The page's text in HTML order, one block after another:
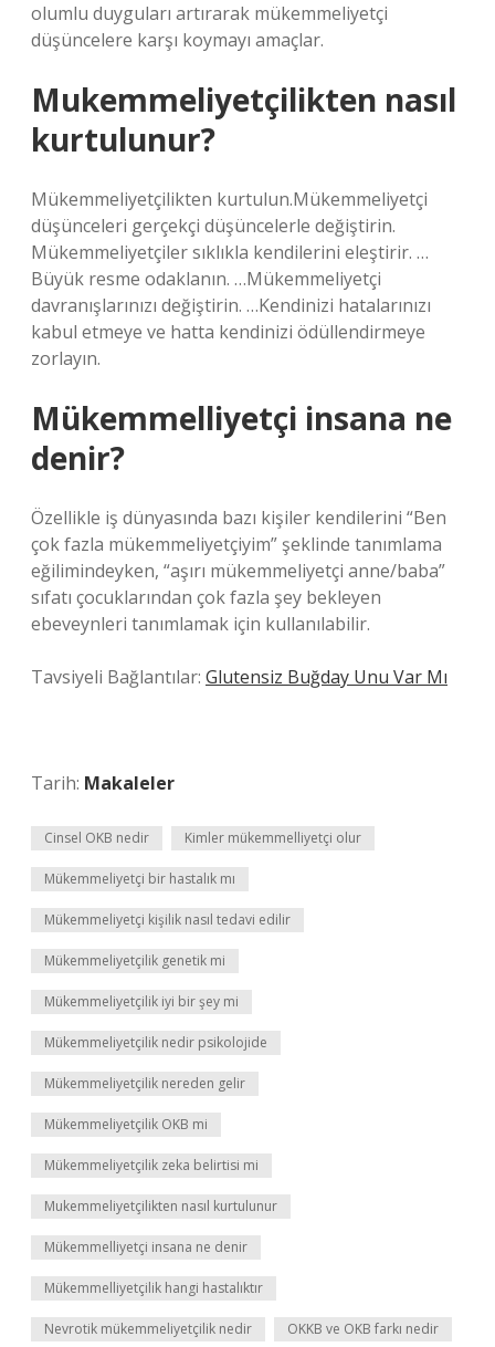
olumlu duyguları artırarak mükemmeliyetçi
düşüncelere karşı koymayı amaçlar.
Mukemmeliyetçilikten nasıl
kurtulunur?
Mükemmeliyetçilikten kurtulun.Mükemmeliyetçi
düşünceleri gerçekçi düşüncelerle değiştirin.
Mükemmeliyetçiler sıklıkla kendilerini eleştirir. …
Büyük resme odaklanın. …Mükemmeliyetçi
davranışlarınızı değiştirin. …Kendinizi hatalarınızı
kabul etmeye ve hatta kendinizi ödüllendirmeye
zorlayın.
Mükemmelliyetçi insana ne
denir?
Özellikle iş dünyasında bazı kişiler kendilerini “Ben
çok fazla mükemmeliyetçiyim” şeklinde tanımlama
eğilimindeyken, “aşırı mükemmeliyetçi anne/baba”
sıfatı çocuklarından çok fazla şey bekleyen
ebeveynleri tanımlamak için kullanılabilir.
Tavsiyeli Bağlantılar: Glutensiz Buğday Unu Var Mı
Tarih: Makaleler
Cinsel OKB nedir Kimler mükemmelliyetçi olur
Mükemmeliyetçi bir hastalık mı
Mükemmeliyetçi kişilik nasıl tedavi edilir
Mükemmeliyetçilik genetik mi
Mükemmeliyetçilik iyi bir şey mi
Mükemmeliyetçilik nedir psikolojide
Mükemmeliyetçilik nereden gelir
Mükemmeliyetçilik OKB mi
Mükemmeliyetçilik zeka belirtisi mi
Mukemmeliyetçilikten nasıl kurtulunur
Mükemmelliyetçi insana ne denir
Mükemmelliyetçilik hangi hastalıktır
Nevrotik mükemmeliyetçilik nedir OKKB ve OKB farkı nedir